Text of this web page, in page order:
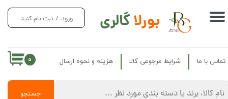
بورلاگالری
جستجو
ورود / ثبت نام کنید
حساب کاربری من
سفارشات
خروج از حساب کاربری
۰ تماس با ما شرایط مرجوعی کالا هزینه و نحوه ارسال